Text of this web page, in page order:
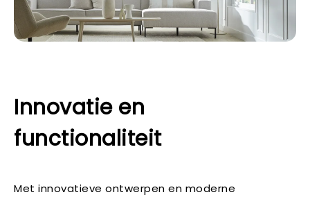
Innovatie en
functionaliteit
Met innovatieve ontwerpen en moderne